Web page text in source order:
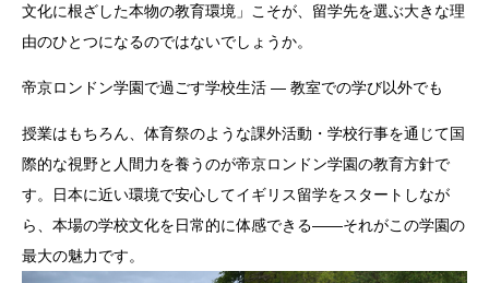
文化に根ざした本物の教育環境」こそが、留学先を選ぶ大きな理
由のひとつになるのではないでしょうか。
帝京ロンドン学園で過ごす学校生活 — 教室での学び以外でも
授業はもちろん、体育祭のような課外活動・学校行事を通じて国
際的な視野と人間力を養うのが帝京ロンドン学園の教育方針で
す。日本に近い環境で安心してイギリス留学をスタートしなが
ら、本場の学校文化を日常的に体感できる——それがこの学園の
最大の魅力です。